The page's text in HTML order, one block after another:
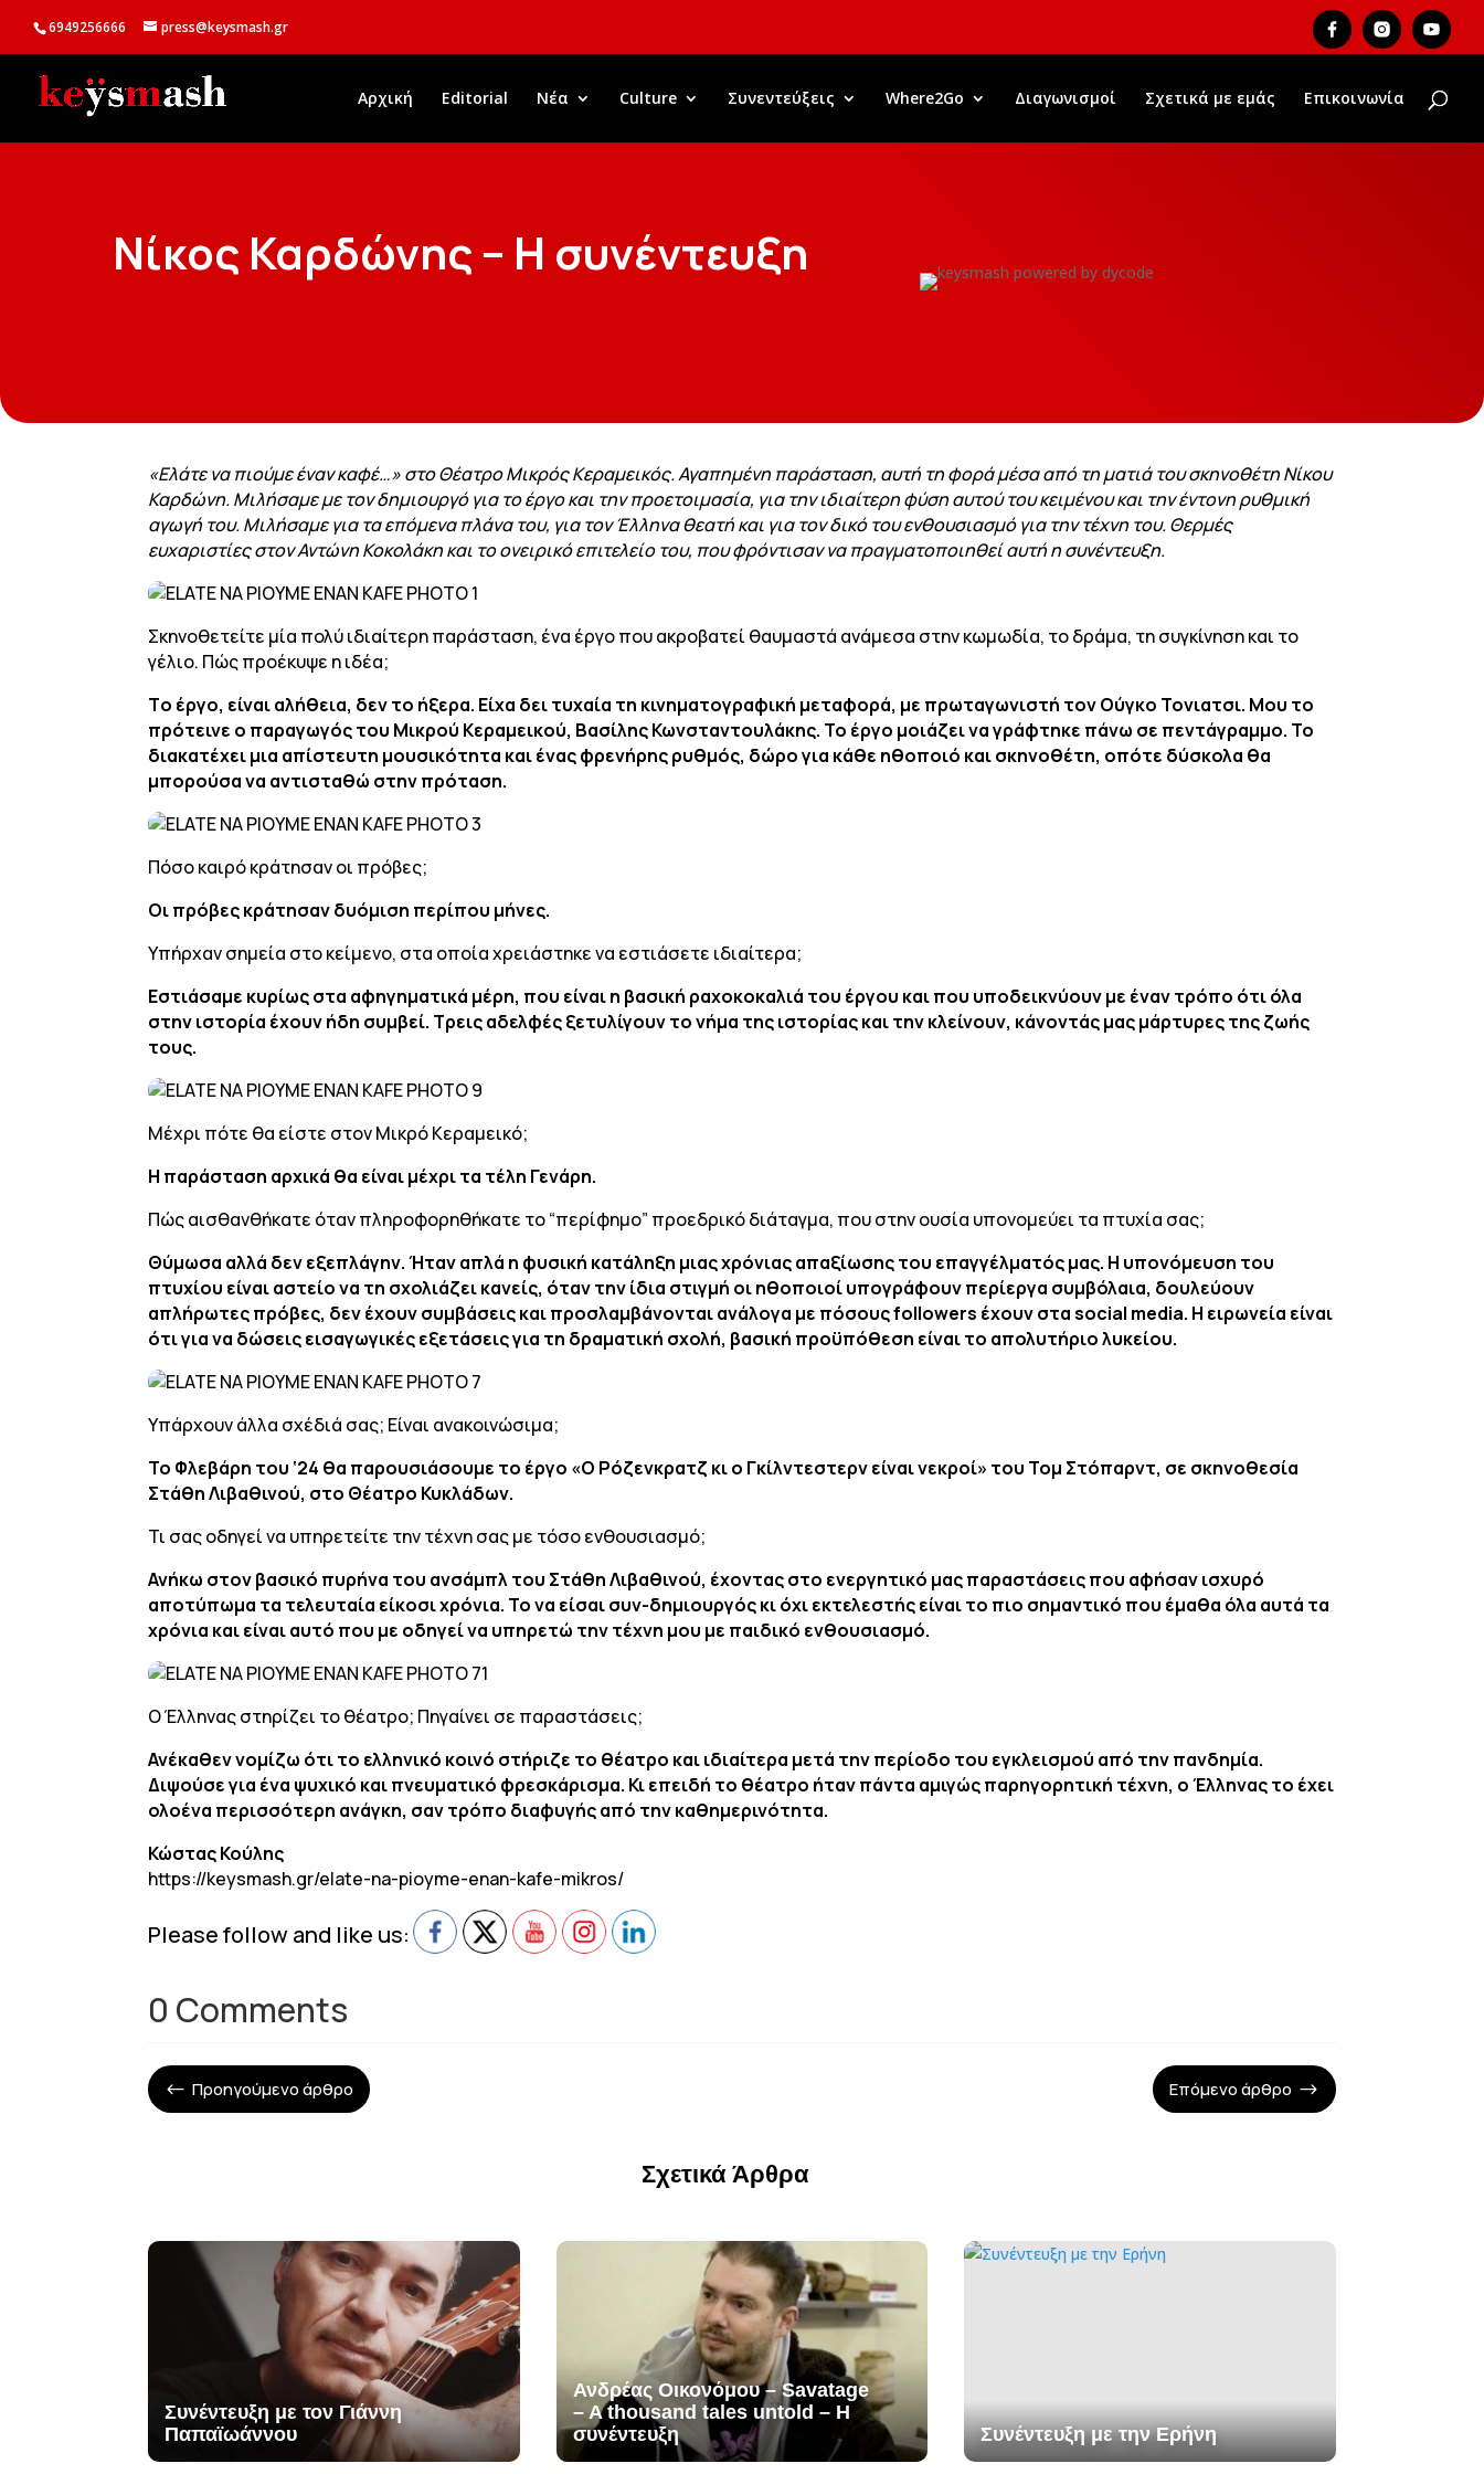
6949256666 press@keysmash.gr
Αρχική Editorial Νέα Culture Συνεντεύξεις Where2Go Διαγωνισμοί Σχετικά με εμάς Επικοινωνία
Νίκος Καρδώνης – Η συνέντευξη
«Ελάτε να πιούμε έναν καφέ…» στο Θέατρο Μικρός Κεραμεικός. Αγαπημένη παράσταση, αυτή τη φορά μέσα από τη ματιά του σκηνοθέτη Νίκου
Καρδώνη. Μιλήσαμε με τον δημιουργό για το έργο και την προετοιμασία, για την ιδιαίτερη φύση αυτού του κειμένου και την έντονη ρυθμική
αγωγή του. Μιλήσαμε για τα επόμενα πλάνα του, για τον Έλληνα θεατή και για τον δικό του ενθουσιασμό για την τέχνη του. Θερμές
ευχαριστίες στον Αντώνη Κοκολάκη και το ονειρικό επιτελείο του, που φρόντισαν να πραγματοποιηθεί αυτή η συνέντευξη.
Σκηνοθετείτε μία πολύ ιδιαίτερη παράσταση, ένα έργο που ακροβατεί θαυμαστά ανάμεσα στην κωμωδία, το δράμα, τη συγκίνηση και το
γέλιο. Πώς προέκυψε η ιδέα;
Tο έργο, είναι αλήθεια, δεν το ήξερα. Είχα δει τυχαία τη κινηματογραφική μεταφορά, με πρωταγωνιστή τον Ούγκο Τονιατσι. Μου το
πρότεινε ο παραγωγός του Μικρού Κεραμεικού, Βασίλης Κωνσταντουλάκης. Το έργο μοιάζει να γράφτηκε πάνω σε πεντάγραμμο. Το
διακατέχει μια απίστευτη μουσικότητα και ένας φρενήρης ρυθμός, δώρο για κάθε ηθοποιό και σκηνοθέτη, οπότε δύσκολα θα
μπορούσα να αντισταθώ στην πρόταση.
Πόσο καιρό κράτησαν οι πρόβες;
Οι πρόβες κράτησαν δυόμιση περίπου μήνες.
Υπήρχαν σημεία στο κείμενο, στα οποία χρειάστηκε να εστιάσετε ιδιαίτερα;
Εστιάσαμε κυρίως στα αφηγηματικά μέρη, που είναι η βασική ραχοκοκαλιά του έργου και που υποδεικνύουν με έναν τρόπο ότι όλα
στην ιστορία έχουν ήδη συμβεί. Τρεις αδελφές ξετυλίγουν το νήμα της ιστορίας και την κλείνουν, κάνοντάς μας μάρτυρες της ζωής
τους.
Μέχρι πότε θα είστε στον Μικρό Κεραμεικό;
Η παράσταση αρχικά θα είναι μέχρι τα τέλη Γενάρη.
Πώς αισθανθήκατε όταν πληροφορηθήκατε το “περίφημο” προεδρικό διάταγμα, που στην ουσία υπονομεύει τα πτυχία σας;
Θύμωσα αλλά δεν εξεπλάγην. Ήταν απλά η φυσική κατάληξη μιας χρόνιας απαξίωσης του επαγγέλματός μας. Η υπονόμευση του
πτυχίου είναι αστείο να τη σχολιάζει κανείς, όταν την ίδια στιγμή οι ηθοποιοί υπογράφουν περίεργα συμβόλαια, δουλεύουν
απλήρωτες πρόβες, δεν έχουν συμβάσεις και προσλαμβάνονται ανάλογα με πόσους followers έχουν στα social media. Η ειρωνεία είναι
ότι για να δώσεις εισαγωγικές εξετάσεις για τη δραματική σχολή, βασική προϋπόθεση είναι το απολυτήριο λυκείου.
Υπάρχουν άλλα σχέδιά σας; Είναι ανακοινώσιμα;
Το Φλεβάρη του ‘24 θα παρουσιάσουμε το έργο «Ο Ρόζενκρατζ κι ο Γκίλντεστερν είναι νεκροί» του Τομ Στόπαρντ, σε σκηνοθεσία
Στάθη Λιβαθινού, στο Θέατρο Κυκλάδων.
Τι σας οδηγεί να υπηρετείτε την τέχνη σας με τόσο ενθουσιασμό;
Ανήκω στον βασικό πυρήνα του ανσάμπλ του Στάθη Λιβαθινού, έχοντας στο ενεργητικό μας παραστάσεις που αφήσαν ισχυρό
αποτύπωμα τα τελευταία είκοσι χρόνια. Το να είσαι συν-δημιουργός κι όχι εκτελεστής είναι το πιο σημαντικό που έμαθα όλα αυτά τα
χρόνια και είναι αυτό που με οδηγεί να υπηρετώ την τέχνη μου με παιδικό ενθουσιασμό.
Ο Έλληνας στηρίζει το θέατρο; Πηγαίνει σε παραστάσεις;
Ανέκαθεν νομίζω ότι το ελληνικό κοινό στήριζε το θέατρο και ιδιαίτερα μετά την περίοδο του εγκλεισμού από την πανδημία.
Διψούσε για ένα ψυχικό και πνευματικό φρεσκάρισμα. Κι επειδή το θέατρο ήταν πάντα αμιγώς παρηγορητική τέχνη, ο Έλληνας το έχει
ολοένα περισσότερη ανάγκη, σαν τρόπο διαφυγής από την καθημερινότητα.
Κώστας Κούλης
https://keysmash.gr/elate-na-pioyme-enan-kafe-mikros/
Please follow and like us:
0 Comments
# Προηγούμενο άρθρο Επόμενο άρθρο $
Σχετικά Άρθρα
Συνέντευξη με τον Γιάννη
Παπαϊωάννου
Ανδρέας Οικονόμου – Savatage
– A thousand tales untold – H
συνέντευξη
Συνέντευξη με την Ερήνη